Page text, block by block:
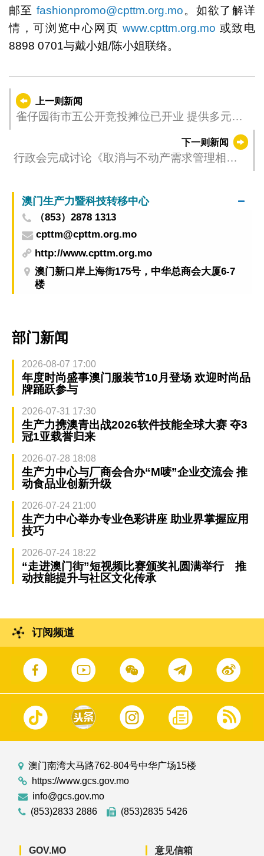
邮至 fashionpromo@cpttm.org.mo。如欲了解详
情，可浏览中心网页www.cpttm.org.mo 或致电
8898 0701与戴小姐/陈小姐联络。
上一则新闻
雀仔园街市五公开竞投摊位已开业 提供多元新
下一则新闻
行政会完成讨论《取消与不动产需求管理相关
澳门生产力暨科技转移中心
（853）2878 1313
cpttm@cpttm.org.mo
http://www.cpttm.org.mo
澳门新口岸上海街175号，中华总商会大厦6-7
楼
部门新闻
2026-08-07 17:00
年度时尚盛事澳门服装节10月登场 欢迎时尚品
牌踊跃参与
2026-07-31 17:30
生产力携澳青出战2026软件技能全球大赛 夺3
冠1亚载誉归来
2026-07-28 18:08
生产力中心与厂商会合办“M唛”企业交流会 推
动食品业创新升级
2026-07-24 21:00
生产力中心举办专业色彩讲座 助业界掌握应用
技巧
2026-07-24 18:22
“走进澳门街”短视频比赛颁奖礼圆满举行 推
动技能提升与社区文化传承
订阅频道
澳门南湾大马路762-804号中华广场15楼
https://www.gcs.gov.mo
info@gcs.gov.mo
(853)2833 2886
(853)2835 5426
GOV.MO 意见信箱